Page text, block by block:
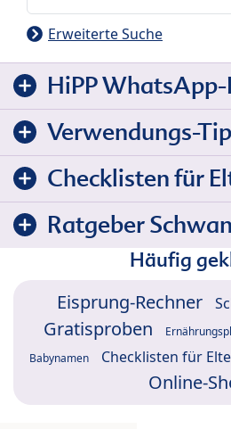
Erweiterte Suche
HiPP
Verwendungs-
Checklisten für
Ratgeber
Häufig
Eisprung-Rechner
Gratisproben
Babynamen Checklisten für
Online-